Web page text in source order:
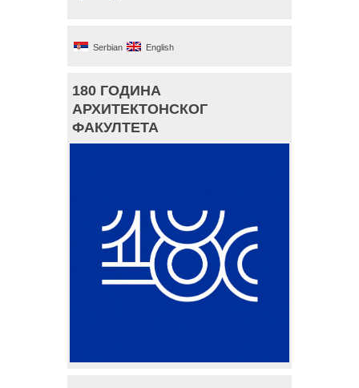
Serbian English
180 ГОДИНА
АРХИТЕКТОНСКОГ
ФАКУЛТЕТА